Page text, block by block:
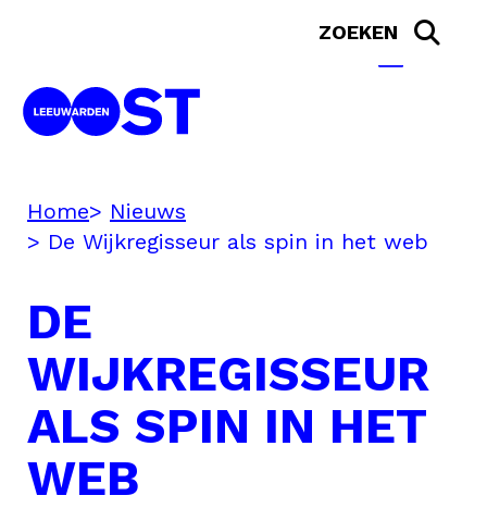
Home
Nieuws
De Wijkregisseur als spin in het web
DE
WIJKREGISSEUR
ALS SPIN IN HET
WEB